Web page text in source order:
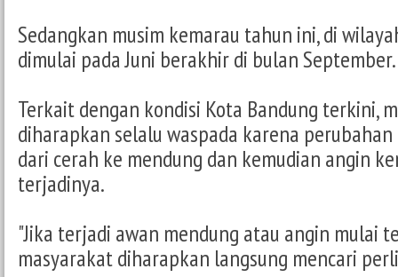
Sedangkan musim kemarau tahun ini, di
dimulai pada Juni berakhir di bulan September.
Terkait dengan kondisi Kota Bandung terkini,
diharapkan selalu waspada karena perubahan
dari cerah ke mendung dan kemudian angin
terjadinya.
"Jika terjadi awan mendung atau angin mulai
masyarakat diharapkan langsung mencari